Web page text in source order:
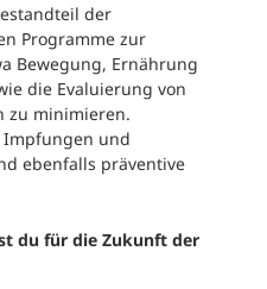
der
Programme zur
Bewegung, Ernährung
die Evaluierung von
zu minimieren.
Impfungen und
ebenfalls präventive
du für die Zukunft der